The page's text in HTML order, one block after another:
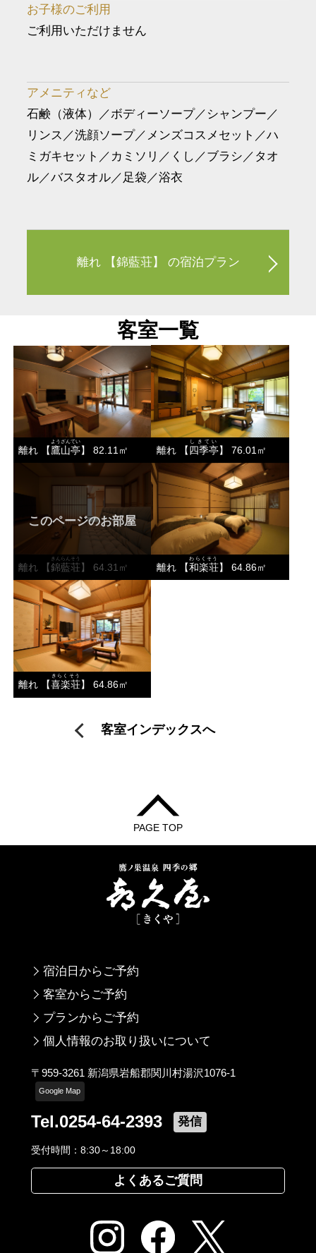
お子様のご利用
ご利用いただけません
アメニティなど
石鹸（液体）／ボディーソープ／シャンプー／
リンス／洗顔ソープ／メンズコスメセット／ハ
ミガキセット／カミソリ／くし／ブラシ／タオ
ル／バスタオル／足袋／浴衣
離れ 【錦藍荘】 の宿泊プラン
客室一覧
離れ 【鷹山亭
ようざんてい
】 82.11㎡ 離れ 【四季亭
しきてい
】 76.01㎡
離れ 【錦藍荘
きんらんそう
】 64.31㎡
このページのお部屋
離れ 【和楽荘
わらくそう
】 64.86㎡
離れ 【喜楽荘
きらくそう
】 64.86㎡
客室インデックスへ
PAGE TOP
宿泊日からご予約
客室からご予約
プランからご予約
個人情報のお取り扱いについて
〒959-3261 新潟県岩船郡関川村湯沢1076-1
Google Map
Tel.0254-64-2393 発信
受付時間：8:30～18:00
よくあるご質問